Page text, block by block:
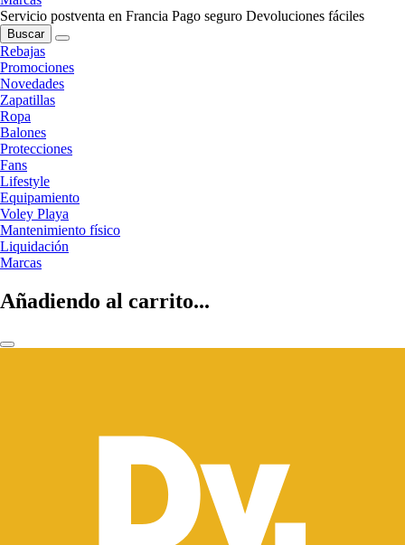
Servicio postventa en Francia Pago seguro Devoluciones fáciles
Buscar
Rebajas
Promociones
Novedades
Zapatillas
Ropa
Balones
Protecciones
Fans
Lifestyle
Equipamiento
Voley Playa
Mantenimiento físico
Liquidación
Marcas
Añadiendo al carrito...